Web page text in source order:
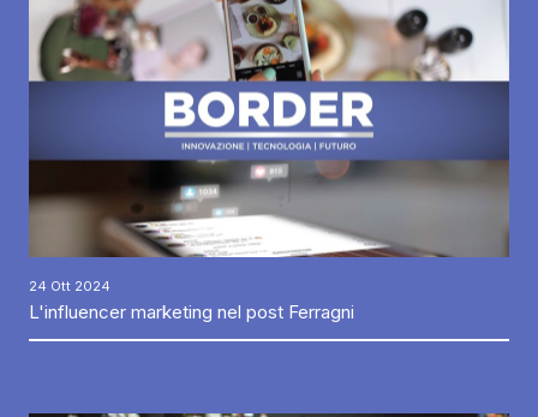
24 Ott 2024
L'influencer marketing nel post Ferragni